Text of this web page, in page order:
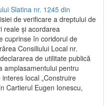
Slatina nr. 1245 din
de verificare a dreptului de
reale și acordarea
cuprinse în coridorul de
Consiliului Local nr.
de utilitate publică
amplasamentului pentru
local „Construire
Cartierul Eugen Ionescu,